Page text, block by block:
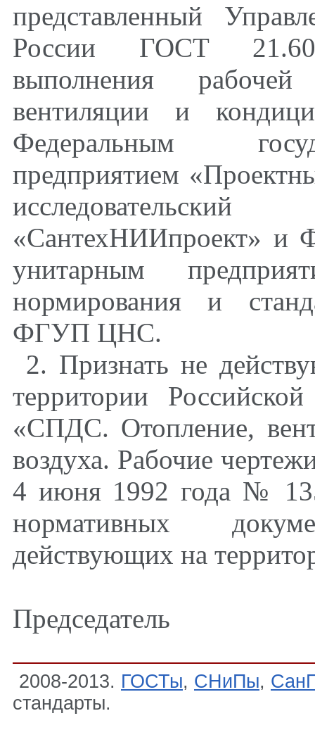
представленный
России ГОСТ
выполнения
вентиляции и
Федеральным
предприятием
«СантехНИИпроект» и
унитарным
нормирования и
ФГУП ЦНС.
2. Признать не
территории
«СПДС. Отопление,
воздуха. Рабочие
4 июня 1992 года №
нормативных
действующих на
Председатель
2008-2013. ГОСТы, СНиПы,
стандарты.